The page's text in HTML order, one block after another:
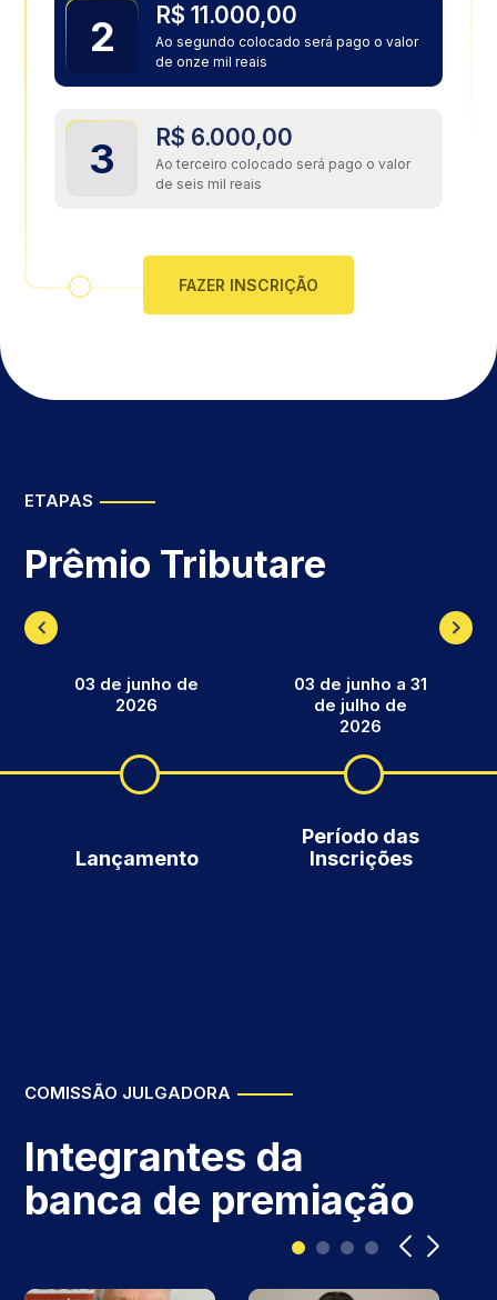
2 R$ 11.000,00
Ao segundo colocado será pago o valor
de onze mil reais
3 R$ 6.000,00
Ao terceiro colocado será pago o valor
de seis mil reais
FAZER INSCRIÇÃO
ETAPAS
Prêmio Tributare
03 de junho de
2026
Lançamento
03 de junho a 31
de julho de
2026
Período das
Inscrições
COMISSÃO JULGADORA
Integrantes da
banca de premiação